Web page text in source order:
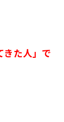
きた人」で